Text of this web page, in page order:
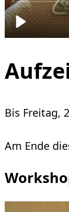
Bis Freitag,
Am Ende